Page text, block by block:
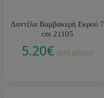
Δαντέλα Βαμβακερή Εκρού 7
cm 21105
5.20€ ανά μέτρο